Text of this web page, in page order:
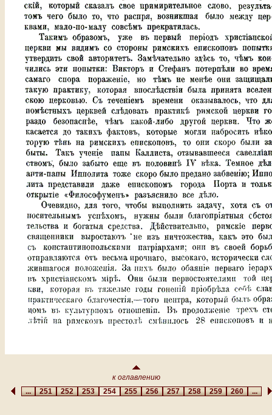
к оглавлению
...251252253 254 255256257258259260...